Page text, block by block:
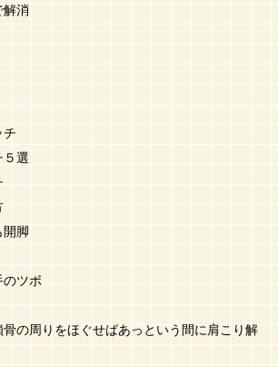
解消
チ
５選
開脚
のツボ
の周りをほぐせばあっという間に肩こり解